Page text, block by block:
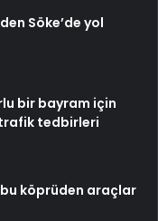
Söke’de yol
bir bayram için
tedbirleri
bu köprüden araçlar